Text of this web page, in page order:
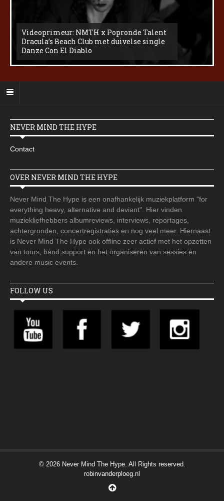
Videoprimeur: NMTH x Popronde Talent
Dracula’s Beach Club met duivelse single
Danze Con El Diablo
NEVER MIND THE HYPE
Contact
OVER NEVER MIND THE HYPE
Never Mind The Hype is een onafhankelijk muziekplatform "for
everything heavy, alternative and deviant". Hier vinden
muziekliefhebbers albumreviews, interviews, reportages,
achtergronden, concertregistraties en nog veel meer. Hiernaast
is Never Mind The Hype ook offline zeer actief met het opzetten
van tours, band support en het organiseren van sessies en
andere music events.
FOLLOW US
© 2026 Never Mind The Hype. All Rights reserved.
robinvanderploeg.nl